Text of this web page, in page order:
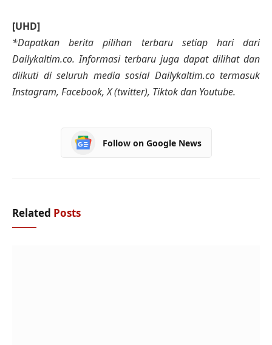
[UHD]
*Dapatkan berita pilihan terbaru setiap hari dari
Dailykaltim.co. Informasi terbaru juga dapat dilihat dan
diikuti di seluruh media sosial Dailykaltim.co termasuk
Instagram, Facebook, X (twitter), Tiktok dan Youtube.
Follow on Google News
Related Posts